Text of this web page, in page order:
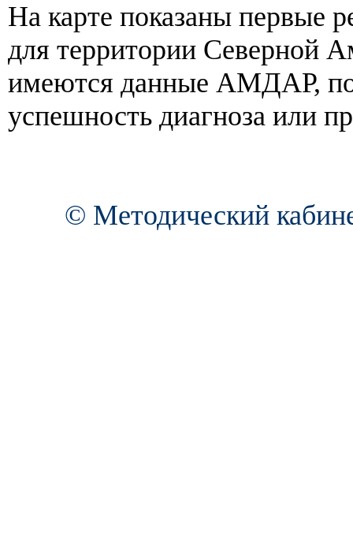
На карте показаны первые
для территории Северной
имеются данные АМДАР,
успешность диагноза или
© Методический